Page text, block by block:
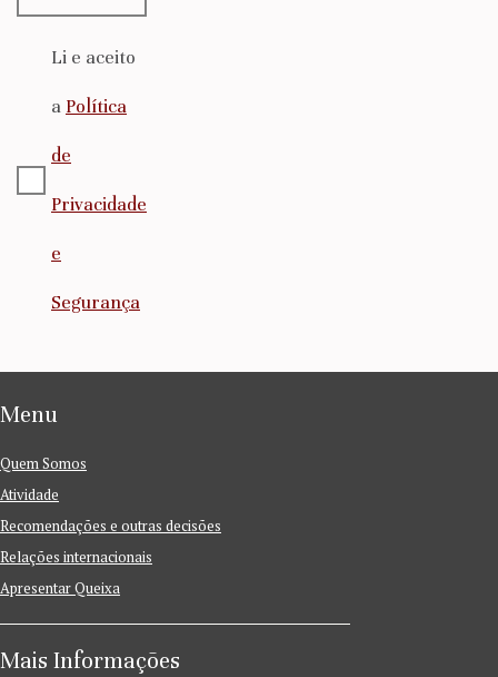
Li e aceito
a Política
de
Privacidade
e
Segurança
Menu
Quem Somos
Atividade
Recomendações e outras decisões
Relações internacionais
Apresentar Queixa
Mais Informações